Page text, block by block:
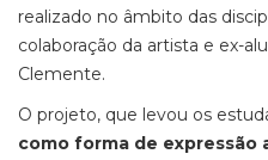
realizado no âmbito das
colaboração da artista e ex-
Clemente.
O projeto, que levou os
como forma de expressão